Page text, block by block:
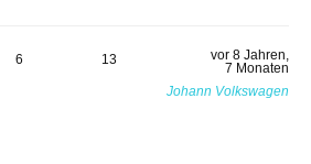
6 13
vor 8 Jahren,
7 Monaten
Johann Volkswagen